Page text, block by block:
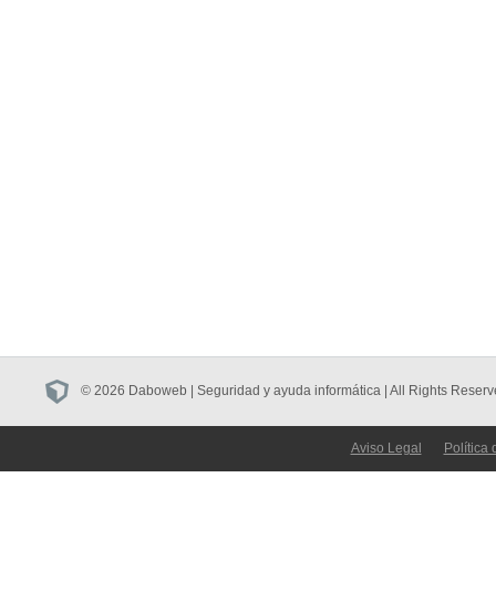
© 2026 Daboweb | Seguridad y ayuda informática | All Rights
Aviso Legal Política